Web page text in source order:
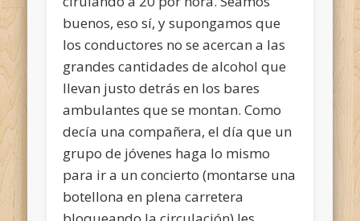
buenos, eso sí, y supongamos que
los conductores no se acercan a las
grandes cantidades de alcohol que
llevan justo detrás en los bares
ambulantes que se montan. Como
decía una compañera, el día que un
grupo de jóvenes haga lo mismo
para ir a un concierto (montarse una
botellona en plena carretera